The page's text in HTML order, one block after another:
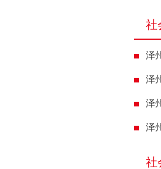
社
泽
泽
泽
泽
社